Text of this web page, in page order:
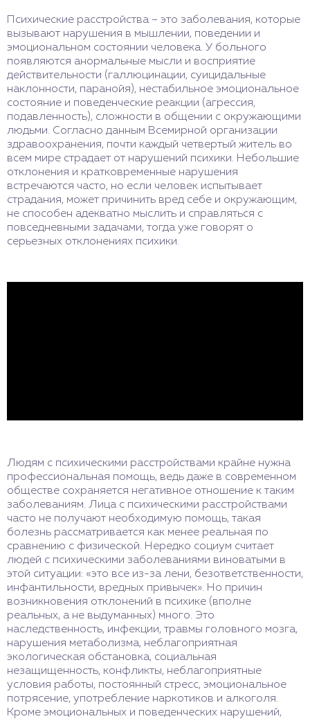
Психические расстройства – это заболевания, которые
вызывают нарушения в мышлении, поведении и
эмоциональном состоянии человека. У больного
появляются анормальные мысли и восприятие
действительности (галлюцинации, суицидальные
наклонности, паранойя), нестабильное эмоциональное
состояние и поведенческие реакции (агрессия,
подавленность), сложности в общении с окружающими
людьми. Согласно данным Всемирной организации
здравоохранения, почти каждый четвертый житель во
всем мире страдает от нарушений психики. Небольшие
отклонения и кратковременные нарушения
встречаются часто, но если человек испытывает
страдания, может причинить вред себе и окружающим,
не способен адекватно мыслить и справляться с
повседневными задачами, тогда уже говорят о
серьезных отклонениях психики.
Людям с психическими расстройствами крайне нужна
профессиональная помощь, ведь даже в современном
обществе сохраняется негативное отношение к таким
заболеваниям. Лица с психическими расстройствами
часто не получают необходимую помощь, такая
болезнь рассматривается как менее реальная по
сравнению с физической. Нередко социум считает
людей с психическими заболеваниями виноватыми в
этой ситуации: «это все из-за лени, безответственности,
инфантильности, вредных привычек». Но причин
возникновения отклонений в психике (вполне
реальных, а не выдуманных) много. Это
наследственность, инфекции, травмы головного мозга,
нарушения метаболизма, неблагоприятная
экологическая обстановка, социальная
незащищенность, конфликты, неблагоприятные
условия работы, постоянный стресс, эмоциональное
потрясение, употребление наркотиков и алкоголя.
Кроме эмоциональных и поведенческих нарушений,